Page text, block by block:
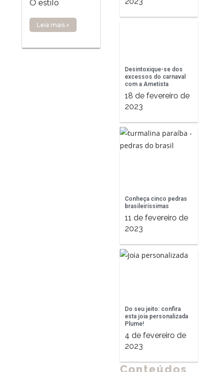
O estilo
Leia mais »
Desintoxique-se dos
excessos do carnaval
com a Ametista
18 de fevereiro de
2023
Conheça cinco pedras
brasileiríssimas
11 de fevereiro de
2023
Do seu jeito: confira
esta joia personalizada
Plume!
4 de fevereiro de
2023
Conteúdos